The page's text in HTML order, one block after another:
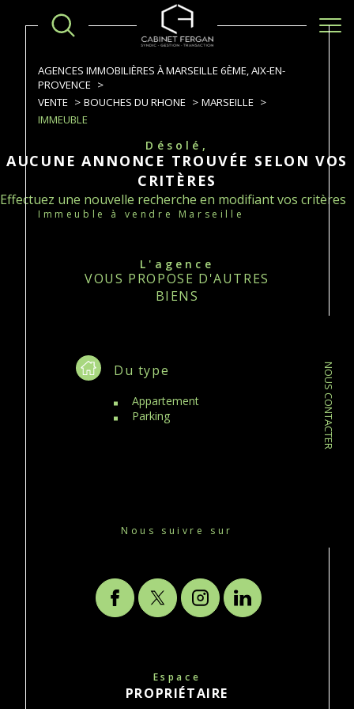
NOUS CONTACTER
AGENCES IMMOBILIÈRES À MARSEILLE 6ÈME, AIX-EN-
PROVENCE
VENTE
BOUCHES DU RHONE
MARSEILLE
IMMEUBLE
Désolé,
AUCUNE ANNONCE TROUVÉE SELON VOS
CRITÈRES
Effectuez une nouvelle recherche en modifiant vos critères
Immeuble à vendre Marseille
L'agence
VOUS PROPOSE D'AUTRES
BIENS
Du type
Appartement
Parking
Nous suivre sur
Espace
PROPRIÉTAIRE